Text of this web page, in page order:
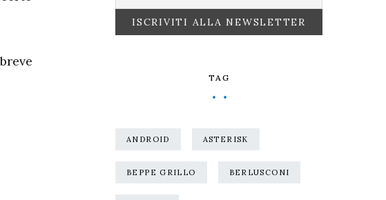
TAG
ANDROID ASTERISK
BEPPE GRILLO BERLUSCONI